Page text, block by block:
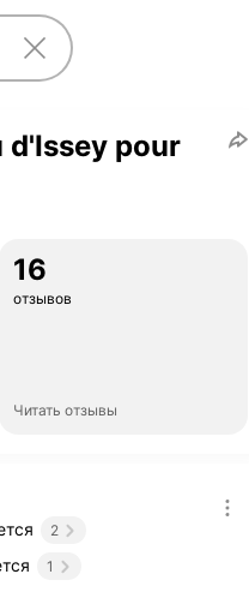
d'Issey pour
16
отзывов
Читать отзывы
2
1